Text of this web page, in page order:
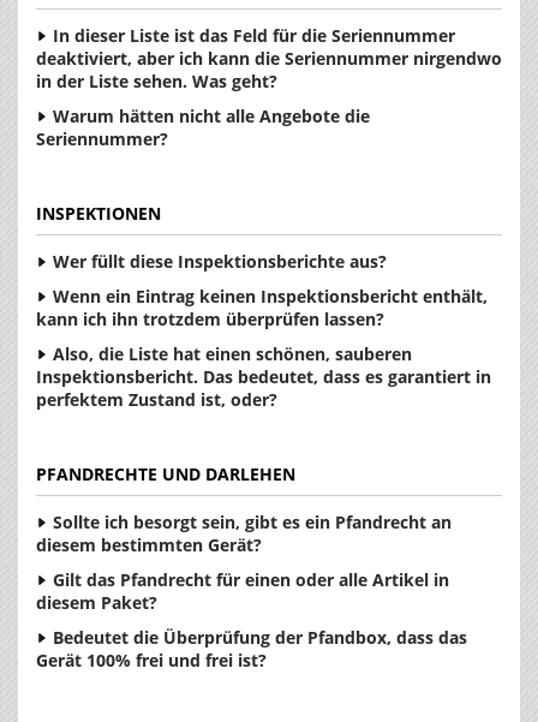
In dieser Liste ist das Feld für die Seriennummer
deaktiviert, aber ich kann die Seriennummer nirgendwo
in der Liste sehen. Was geht?
Warum hätten nicht alle Angebote die
Seriennummer?
INSPEKTIONEN
Wer füllt diese Inspektionsberichte aus?
Wenn ein Eintrag keinen Inspektionsbericht enthält,
kann ich ihn trotzdem überprüfen lassen?
Also, die Liste hat einen schönen, sauberen
Inspektionsbericht. Das bedeutet, dass es garantiert in
perfektem Zustand ist, oder?
PFANDRECHTE UND DARLEHEN
Sollte ich besorgt sein, gibt es ein Pfandrecht an
diesem bestimmten Gerät?
Gilt das Pfandrecht für einen oder alle Artikel in
diesem Paket?
Bedeutet die Überprüfung der Pfandbox, dass das
Gerät 100% frei und frei ist?